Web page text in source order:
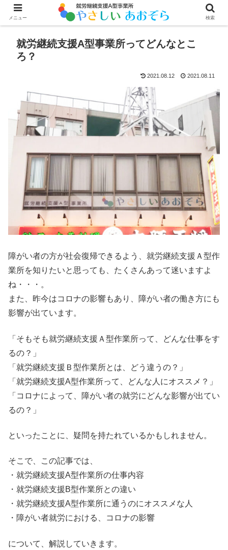
就労継続支援A型事業所ってどんなとこ
ろ？
2021.08.12 2021.08.11
障がい者の方が社会復帰できるよう、就労継続支援Ａ型作
業所を知りたいと思っても、たくさんあって迷いますよ
ね・・・。
また、昨今はコロナの影響もあり、障がい者の働き方にも
影響が出ています。
「そもそも就労継続支援Ａ型作業所って、どんな仕事をす
るの？」
「就労継続支援Ｂ型作業所とは、どう違うの？」
「就労継続支援A型作業所って、どんな人にオススメ？」
「コロナによって、障がい者の就労にどんな影響が出てい
るの？」
といったことに、疑問を持たれているかもしれません。
そこで、この記事では、
・就労継続支援A型作業所の仕事内容
・就労継続支援B型作業所との違い
・就労継続支援A型作業所に通うのにオススメな人
・障がい者就労における、コロナの影響
について、解説していきます。
メニュー 検索